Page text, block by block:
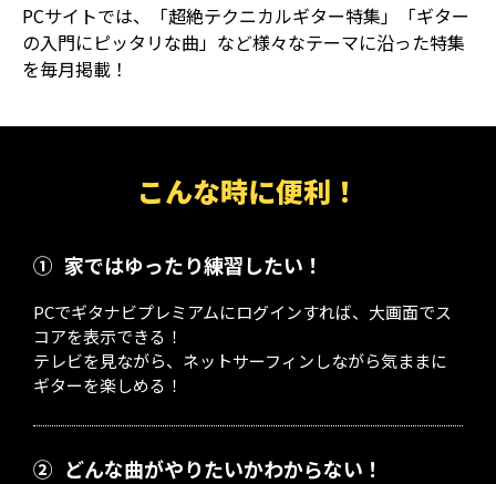
PCサイトでは、「超絶テクニカルギター特集」「ギター
の入門にピッタリな曲」など様々なテーマに沿った特集
を毎月掲載！
こんな時に便利！
① 家ではゆったり練習したい！
PCでギタナビプレミアムにログインすれば、大画面でス
コアを表示できる！
テレビを見ながら、ネットサーフィンしながら気ままに
ギターを楽しめる！
② どんな曲がやりたいかわからない！